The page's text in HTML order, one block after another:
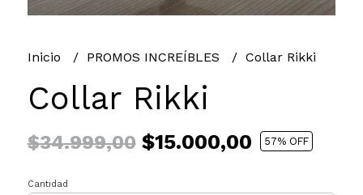
Inicio PROMOS INCREÍBLES Collar Rikki
Collar Rikki
$34.999,00$15.000,00 57% OFF
Cantidad